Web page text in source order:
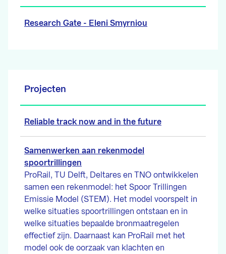
Research Gate - Eleni Smyrniou
Projecten
Reliable track now and in the future
Samenwerken aan rekenmodel
spoortrillingen
ProRail, TU Delft, Deltares en TNO ontwikkelen
samen een rekenmodel: het Spoor Trillingen
Emissie Model (STEM). Het model voorspelt in
welke situaties spoortrillingen ontstaan en in
welke situaties bepaalde bronmaatregelen
effectief zijn. Daarnaast kan ProRail met het
model ook de oorzaak van klachten en